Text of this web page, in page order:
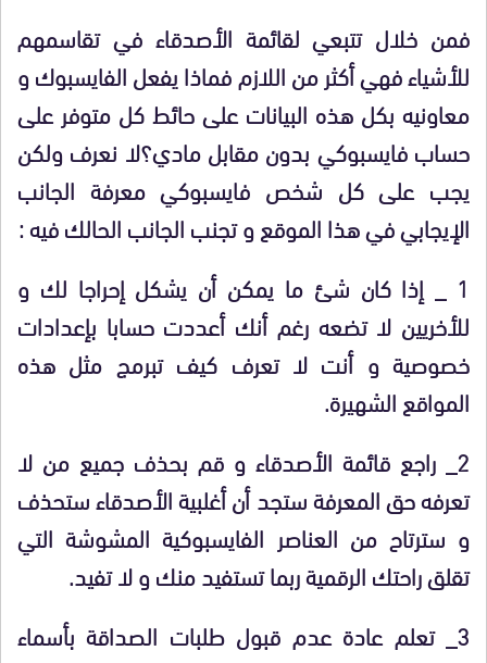
فمن خلال تتبعي لقائمة الأصدقاء في تقاسمهم
للأشياء فهي أكثر من اللازم فماذا يفعل الفايسبوك و
معاونيه بكل هذه البيانات على حائط كل متوفر على
حساب فايسبوكي بدون مقابل مادي؟لا نعرف ولكن
يجب على كل شخص فايسبوكي معرفة الجانب
الإيجابي في هذا الموقع و تجنب الجانب الحالك فيه :
1 _ إذا كان شئ ما يمكن أن يشكل إحراجا لك و
للأخريين لا تضعه رغم أنك أعددت حسابا بإعدادات
خصوصية و أنت لا تعرف كيف تبرمج مثل هذه
المواقع الشهيرة.
2_ راجع قائمة الأصدقاء و قم بحذف جميع من لا
تعرفه حق المعرفة ستجد أن أغلبية الأصدقاء ستحذف
و سترتاح من العناصر الفايسبوكية المشوشة التي
تقلق راحتك الرقمية ربما تستفيد منك و لا تفيد.
3_ تعلم عادة عدم قبول طلبات الصداقة بأسماء